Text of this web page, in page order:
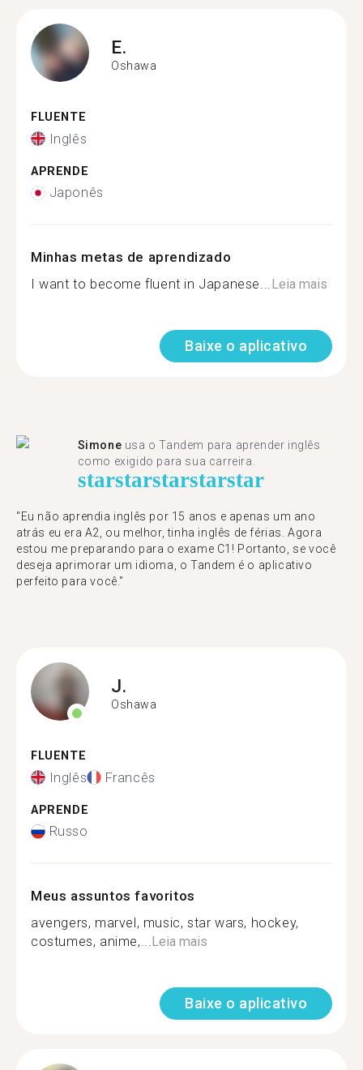
E.
Oshawa
FLUENTE
Inglês
APRENDE
Japonês
Minhas metas de aprendizado
I want to become fluent in Japanese...Leia mais
Baixe o aplicativo
Simone usa o Tandem para aprender inglês
como exigido para sua carreira.
starstarstarstarstar
"Eu não aprendia inglês por 15 anos e apenas um ano
atrás eu era A2, ou melhor, tinha inglês de férias. Agora
estou me preparando para o exame C1! Portanto, se você
deseja aprimorar um idioma, o Tandem é o aplicativo
perfeito para você."
J.
Oshawa
FLUENTE
Inglês Francês
APRENDE
Russo
Meus assuntos favoritos
avengers, marvel, music, star wars, hockey,
costumes, anime,...Leia mais
Baixe o aplicativo